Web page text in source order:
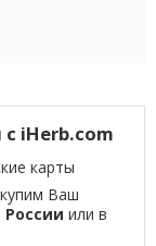
iHerb.com
карты
Ваш
России или в